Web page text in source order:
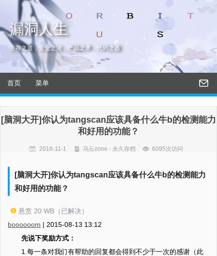
漏洞人生
生存之道，安全之法，产品之术，代码之器
首页 菜单
[脑洞大开]你认为tangscan应该具备什么牛b的检测能力
和好用的功能？
2016-11-1 乌云zone - 永久存档 6095次访问
[脑洞大开]你认为tangscan应该具备什么牛b的检测能力
和好用的功能？
悬赏 20 WB（已解决）
boooooom | 2015-08-13 13:12
先说下奖励方式：
1.每一条对我们有帮助的回复都会得到不少于一次的感谢（此